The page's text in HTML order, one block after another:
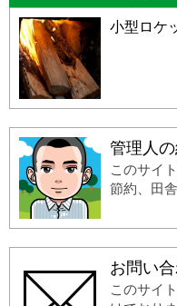
小型ロケ
管理人
このサイ
節約、田
お問い
このサイ